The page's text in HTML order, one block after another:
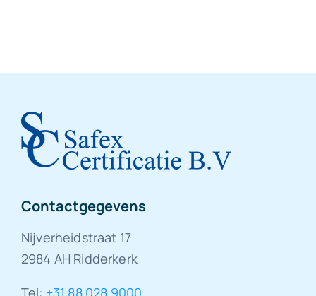
Contactgegevens
Nijverheidstraat 17
2984 AH Ridderkerk
Tel: +31 88 028 9000